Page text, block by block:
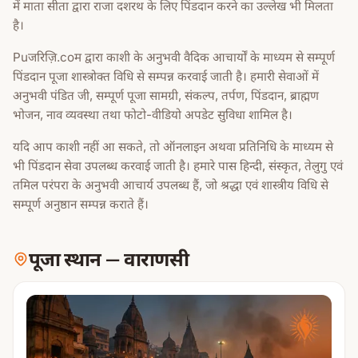
में माता सीता द्वारा राजा दशरथ के लिए पिंडदान करने का उल्लेख भी मिलता
है।
Puजरिज़ि.coम द्वारा काशी के अनुभवी वैदिक आचार्यों के माध्यम से सम्पूर्ण
पिंडदान पूजा शास्त्रोक्त विधि से सम्पन्न करवाई जाती है। हमारी सेवाओं में
अनुभवी पंडित जी, सम्पूर्ण पूजा सामग्री, संकल्प, तर्पण, पिंडदान, ब्राह्मण
भोजन, नाव व्यवस्था तथा फोटो-वीडियो अपडेट सुविधा शामिल है।
यदि आप काशी नहीं आ सकते, तो ऑनलाइन अथवा प्रतिनिधि के माध्यम से
भी पिंडदान सेवा उपलब्ध करवाई जाती है। हमारे पास हिन्दी, संस्कृत, तेलुगु एवं
तमिल परंपरा के अनुभवी आचार्य उपलब्ध हैं, जो श्रद्धा एवं शास्त्रीय विधि से
सम्पूर्ण अनुष्ठान सम्पन्न कराते हैं।
पूजा स्थान—वाराणसी